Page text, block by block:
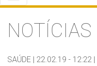
NOTÍCIAS
SAÚDE | 22.02.19 - 12:22 |